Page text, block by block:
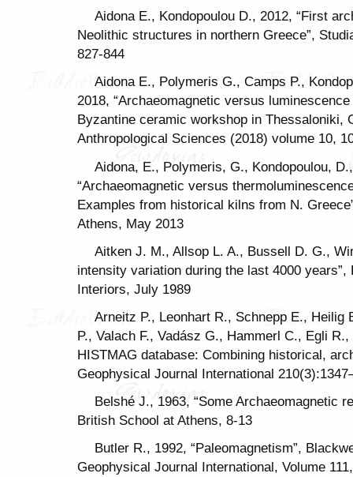
Aidona E., Kondopoulou D., 2012, “First
Neolithic structures in northern Greece”,
827-844
Aidona E., Polymeris G., Camps P.,
2018, “Archaeomagnetic versus
Byzantine ceramic workshop in Thessaloniki,
Anthropological Sciences (2018) volume 10,
Aidona, E., Polymeris, G., Kondopoulou,
“Archaeomagnetic versus
Examples from historical kilns from N.
Athens, May 2013
Aitken J. M., Allsop L. A., Bussell D. G.,
intensity variation during the last 4000
Interiors, July 1989
Arneitz P., Leonhart R., Schnepp E., Heilig
P., Valach F., Vadász G., Hammerl C., Egli
HISTMAG database: Combining historical,
Geophysical Journal International
Belshé J., 1963, “Some Archaeomagnetic
British School at Athens, 8-13
Butler R., 1992, “Paleomagnetism”,
Geophysical Journal International, Volume